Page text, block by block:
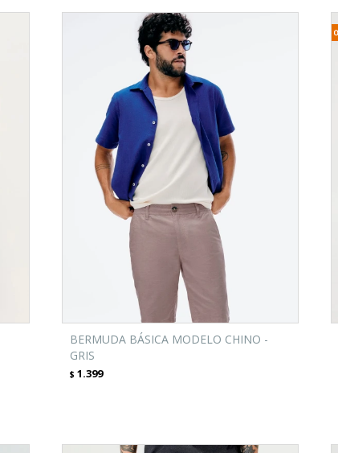
BERMUDA BÁSICA MODELO CHINO -
GRIS
$ 1.399